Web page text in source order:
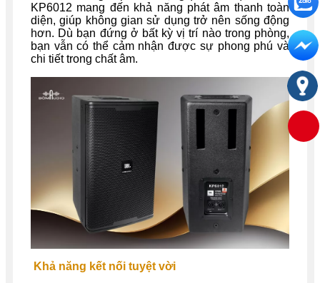
KP6012 mang đến khả năng phát âm thanh toàn
diện, giúp không gian sử dụng trở nên sống động
hơn. Dù bạn đứng ở bất kỳ vị trí nào trong phòng,
bạn vẫn có thể cảm nhận được sự phong phú và
chi tiết trong chất âm.
Khả năng kết nối tuyệt vời